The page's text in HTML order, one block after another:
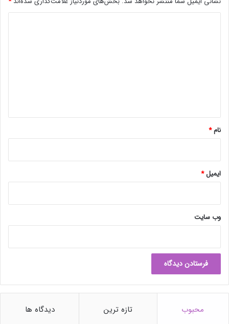
ش
د
نام*
ایمیل*
وب‌ سایت
محبوب تازه ترین دیدگاه ها